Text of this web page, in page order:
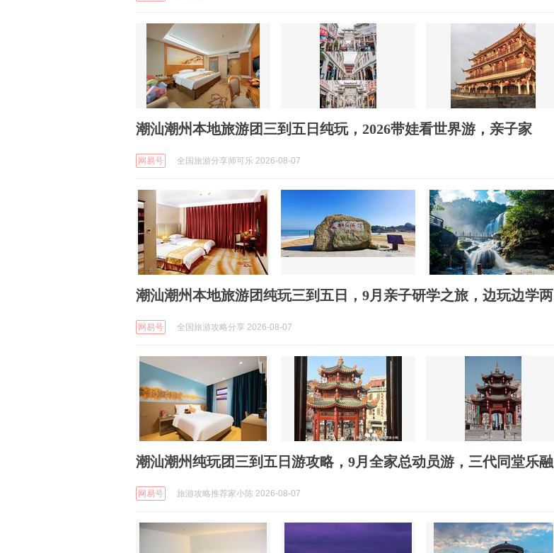
潮汕潮州本地旅游团三到五日纯玩，2026带娃看世界游，亲子家
网易号 全国旅游分享师可乐 2026-08-07
潮汕潮州本地旅游团纯玩三到五日，9月亲子研学之旅，边玩边学两
网易号 全国旅游攻略分享 2026-08-07
潮汕潮州纯玩团三到五日游攻略，9月全家总动员游，三代同堂乐融
网易号 旅游攻略推荐家小陈 2026-08-07